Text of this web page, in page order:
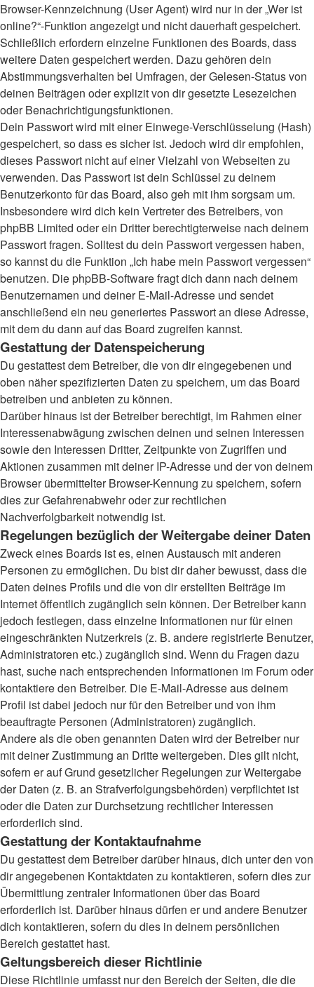
Browser-Kennzeichnung (User Agent) wird nur in der „Wer ist
online?“-Funktion angezeigt und nicht dauerhaft gespeichert.
Schließlich erfordern einzelne Funktionen des Boards, dass
weitere Daten gespeichert werden. Dazu gehören dein
Abstimmungsverhalten bei Umfragen, der Gelesen-Status von
deinen Beiträgen oder explizit von dir gesetzte Lesezeichen
oder Benachrichtigungsfunktionen.
Dein Passwort wird mit einer Einwege-Verschlüsselung (Hash)
gespeichert, so dass es sicher ist. Jedoch wird dir empfohlen,
dieses Passwort nicht auf einer Vielzahl von Webseiten zu
verwenden. Das Passwort ist dein Schlüssel zu deinem
Benutzerkonto für das Board, also geh mit ihm sorgsam um.
Insbesondere wird dich kein Vertreter des Betreibers, von
phpBB Limited oder ein Dritter berechtigterweise nach deinem
Passwort fragen. Solltest du dein Passwort vergessen haben,
so kannst du die Funktion „Ich habe mein Passwort vergessen“
benutzen. Die phpBB-Software fragt dich dann nach deinem
Benutzernamen und deiner E-Mail-Adresse und sendet
anschließend ein neu generiertes Passwort an diese Adresse,
mit dem du dann auf das Board zugreifen kannst.
Gestattung der Datenspeicherung
Du gestattest dem Betreiber, die von dir eingegebenen und
oben näher spezifizierten Daten zu speichern, um das Board
betreiben und anbieten zu können.
Darüber hinaus ist der Betreiber berechtigt, im Rahmen einer
Interessenabwägung zwischen deinen und seinen Interessen
sowie den Interessen Dritter, Zeitpunkte von Zugriffen und
Aktionen zusammen mit deiner IP-Adresse und der von deinem
Browser übermittelter Browser-Kennung zu speichern, sofern
dies zur Gefahrenabwehr oder zur rechtlichen
Nachverfolgbarkeit notwendig ist.
Regelungen bezüglich der Weitergabe deiner Daten
Zweck eines Boards ist es, einen Austausch mit anderen
Personen zu ermöglichen. Du bist dir daher bewusst, dass die
Daten deines Profils und die von dir erstellten Beiträge im
Internet öffentlich zugänglich sein können. Der Betreiber kann
jedoch festlegen, dass einzelne Informationen nur für einen
eingeschränkten Nutzerkreis (z. B. andere registrierte Benutzer,
Administratoren etc.) zugänglich sind. Wenn du Fragen dazu
hast, suche nach entsprechenden Informationen im Forum oder
kontaktiere den Betreiber. Die E-Mail-Adresse aus deinem
Profil ist dabei jedoch nur für den Betreiber und von ihm
beauftragte Personen (Administratoren) zugänglich.
Andere als die oben genannten Daten wird der Betreiber nur
mit deiner Zustimmung an Dritte weitergeben. Dies gilt nicht,
sofern er auf Grund gesetzlicher Regelungen zur Weitergabe
der Daten (z. B. an Strafverfolgungsbehörden) verpflichtet ist
oder die Daten zur Durchsetzung rechtlicher Interessen
erforderlich sind.
Gestattung der Kontaktaufnahme
Du gestattest dem Betreiber darüber hinaus, dich unter den von
dir angegebenen Kontaktdaten zu kontaktieren, sofern dies zur
Übermittlung zentraler Informationen über das Board
erforderlich ist. Darüber hinaus dürfen er und andere Benutzer
dich kontaktieren, sofern du dies in deinem persönlichen
Bereich gestattet hast.
Geltungsbereich dieser Richtlinie
Diese Richtlinie umfasst nur den Bereich der Seiten, die die